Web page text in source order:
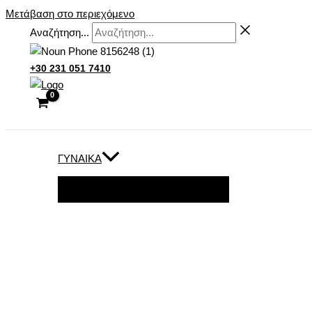
Μετάβαση στο περιεχόμενο
Αναζήτηση...
+30 231 051 7410
ΓΥΝΑΊΚΑ